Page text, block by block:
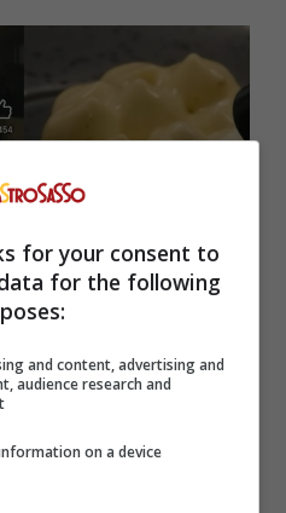
costretto ad andare in
è passato”, “Sono
for your consent to
for the following
and content, advertising and
audience research and
on a device